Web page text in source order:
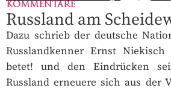
KOMMENTARE
Russland am
Dazu schrieb der deutsche
Russlandkenner Ernst
betet! und den Eindrücken
Russland erneuere sich aus der